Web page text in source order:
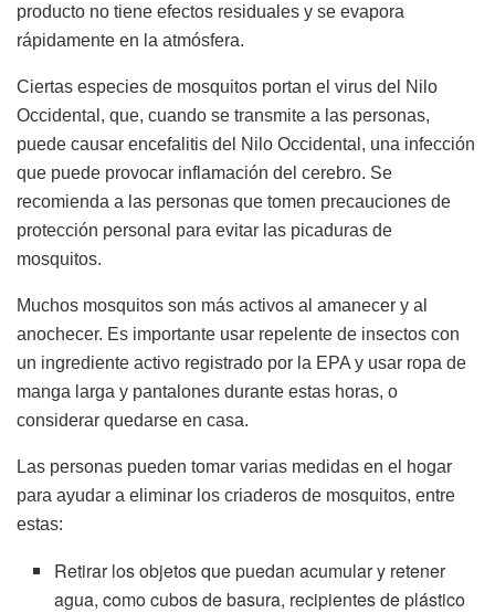
producto no tiene efectos residuales y se evapora
rápidamente en la atmósfera.
Ciertas especies de mosquitos portan el virus del Nilo
Occidental, que, cuando se transmite a las personas,
puede causar encefalitis del Nilo Occidental, una infección
que puede provocar inflamación del cerebro. Se
recomienda a las personas que tomen precauciones de
protección personal para evitar las picaduras de
mosquitos.
Muchos mosquitos son más activos al amanecer y al
anochecer. Es importante usar repelente de insectos con
un ingrediente activo registrado por la EPA y usar ropa de
manga larga y pantalones durante estas horas, o
considerar quedarse en casa.
Las personas pueden tomar varias medidas en el hogar
para ayudar a eliminar los criaderos de mosquitos, entre
estas:
Retirar los objetos que puedan acumular y retener
agua, como cubos de basura, recipientes de plástico